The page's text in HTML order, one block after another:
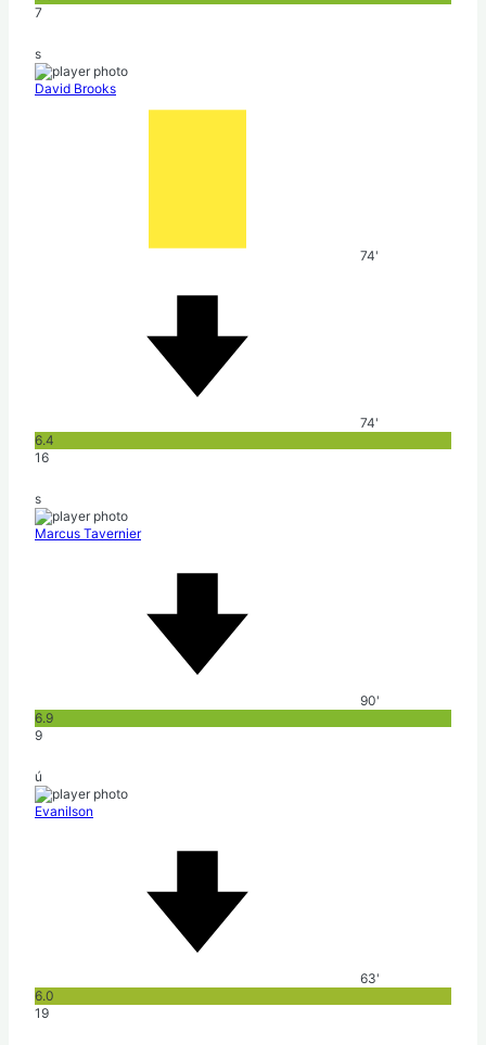
7
s
David Brooks
74'
74'
6.4
16
s
Marcus Tavernier
90'
6.9
9
ú
Evanilson
63'
6.0
19